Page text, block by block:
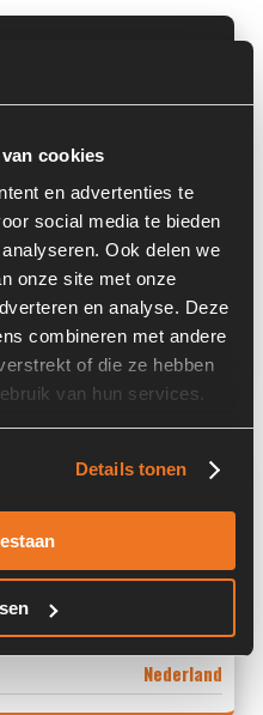
cookies
en advertenties te
social media te bieden
Ook delen we
onze site met onze
en analyse. Deze
combineren met andere
of die ze hebben
van hun services.
Details tonen
014
Hydraulics
35C49.0
200600
Nederland